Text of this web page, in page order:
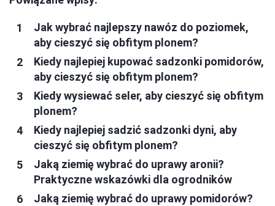
Jak wybrać najlepszy nawóz do poziomek,
aby cieszyć się obfitym plonem?
Kiedy najlepiej kupować sadzonki pomidorów,
aby cieszyć się obfitym plonem?
Kiedy wysiewać seler, aby cieszyć się obfitym
plonem?
Kiedy najlepiej sadzić sadzonki dyni, aby
cieszyć się obfitym plonem?
Jaką ziemię wybrać do uprawy aronii?
Praktyczne wskazówki dla ogrodników
Jaką ziemię wybrać do uprawy pomidorów?